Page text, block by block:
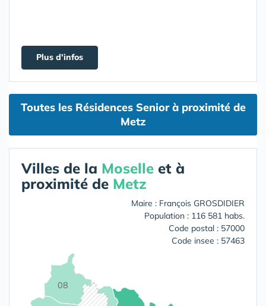
Plus d'infos
Toutes les Résidences Senior à proximité de
Metz
Villes de la Moselle et à
proximité de Metz
Maire : François GROSDIDIER
Population : 116 581 habs.
Code postal : 57000
Code insee : 57463
08